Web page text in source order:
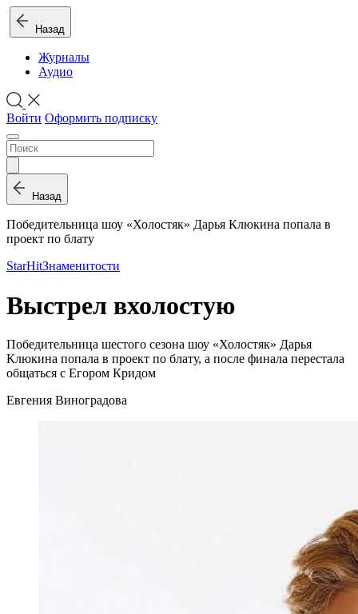
Назад
Журналы
Аудио
Войти Оформить подписку
Назад
Победительница шоу «Холостяк» Дарья Клюкина попала в
проект по блату
StarHitЗнаменитости
Выстрел вхолостую
Победительница шестого сезона шоу «Холостяк» Дарья
Клюкина попала в проект по блату, а после финала перестала
общаться с Егором Кридом
Евгения Виноградова